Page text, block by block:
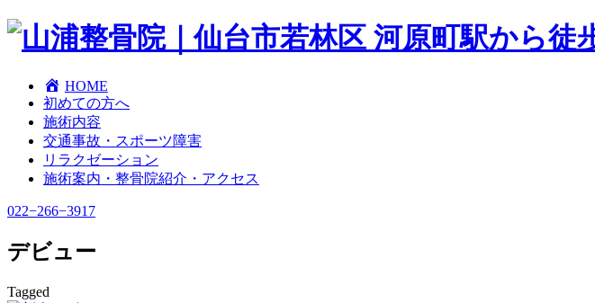
HOME
初めての方へ
施術内容
交通事故・スポーツ障害
リラクゼーション
施術案内・整骨院紹介・アクセス
022−266−3917
デビュー
Tagged